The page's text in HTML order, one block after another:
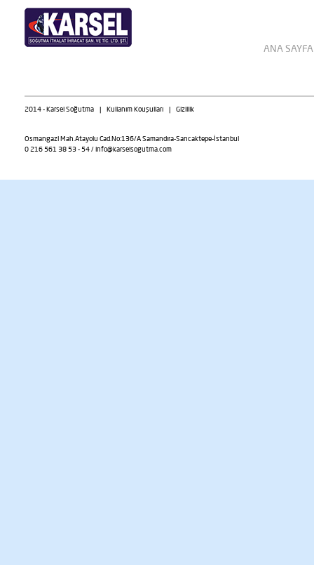
ANA SAYFA
2014 - Karsel Soğutma | Kullanım Kouşulları | Gizlilik
Osmangazi Mah.Atayolu Cad.No:136/A Samandıra-Sancaktepe-İstanbul
0 216 561 38 53 - 54 /info@karselsogutma.com